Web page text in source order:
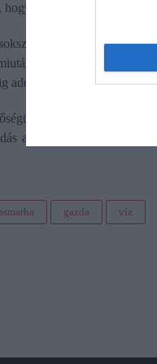
a társas- és
nem tartják
egyre gyakoribbá vált,
addig elköltöznek a
a következő
azokban az
gazda víz